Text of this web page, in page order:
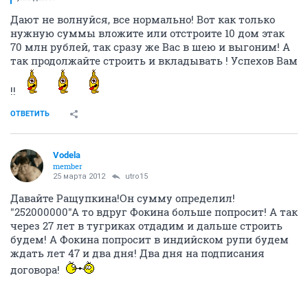
Дают не волнуйся, все нормально! Вот как только
нужную суммы вложите или отстроите 10 дом этак
70 млн рублей, так сразу же Вас в шею и выгоним! А
так продолжайте строить и вкладывать ! Успехов Вам
!!
ОТВЕТИТЬ
Vodela
member
25 марта 2012 utro15
Давайте Ращупкина!Он сумму определил!
"252000000"А то вдруг Фокина больше попросит! А так
через 27 лет в тугриках отдадим и дальше строить
будем! А Фокина попросит в индийском рупи будем
ждать лет 47 и два дня! Два дня на подписания
договора!